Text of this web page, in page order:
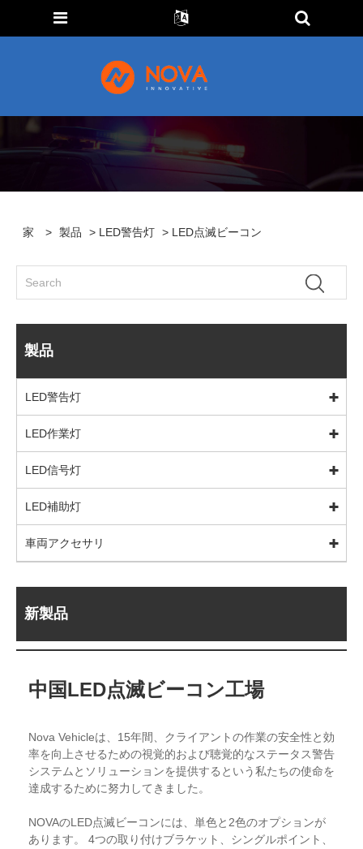
家 > 製品 > LED警告灯 > LED点滅ビーコン
製品
LED警告灯
LED作業灯
LED信号灯
LED補助灯
車両アクセサリ
新製品
中国LED点滅ビーコン工場
Nova Vehicleは、15年間、クライアントの作業の安全性と効
率を向上させるための視覚的および聴覚的なステータス警告
システムとソリューションを提供するという私たちの使命を
達成するために努力してきました。
NOVAのLED点滅ビーコンには、単色と2色のオプションが
あります。 4つの取り付けブラケット、シングルポイント、